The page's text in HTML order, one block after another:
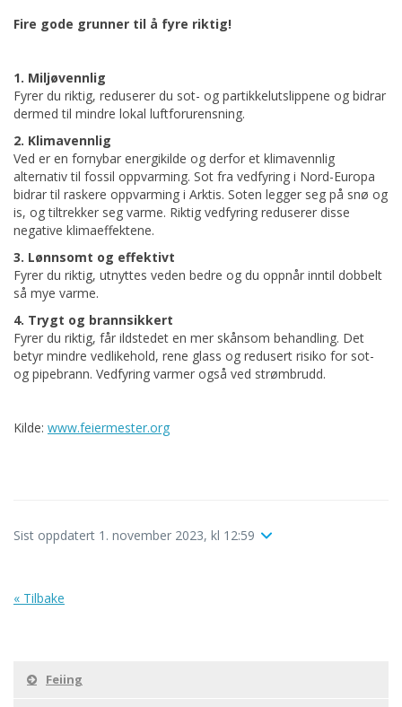
Fire gode grunner til å fyre riktig!
1. Miljøvennlig
Fyrer du riktig, reduserer du sot- og partikkelutslippene og bidrar
dermed til mindre lokal luftforurensning.
2. Klimavennlig
Ved er en fornybar energikilde og derfor et klimavennlig
alternativ til fossil oppvarming. Sot fra vedfyring i Nord-Europa
bidrar til raskere oppvarming i Arktis. Soten legger seg på snø og
is, og tiltrekker seg varme. Riktig vedfyring reduserer disse
negative klimaeffektene.
3. Lønnsomt og effektivt
Fyrer du riktig, utnyttes veden bedre og du oppnår inntil dobbelt
så mye varme.
4. Trygt og brannsikkert
Fyrer du riktig, får ildstedet en mer skånsom behandling. Det
betyr mindre vedlikehold, rene glass og redusert risiko for sot-
og pipebrann. Vedfyring varmer også ved strømbrudd.
Kilde: www.feiermester.org
Sist oppdatert 1. november 2023, kl 12:59
« Tilbake
Feiing